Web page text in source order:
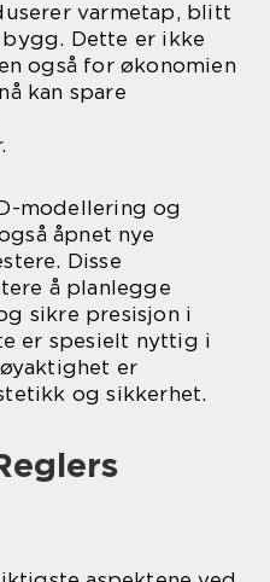
varmetap, blitt
Dette er ikke
også for økonomien
kan spare
modellering og
åpnet nye
Disse
å planlegge
sikre presisjon i
er spesielt nyttig i
er
og sikkerhet.